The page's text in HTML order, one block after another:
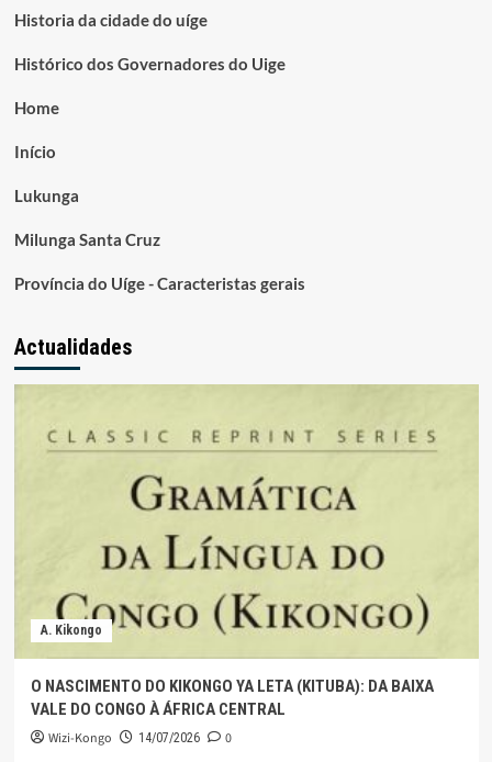
Historia da cidade do uíge
Histórico dos Governadores do Uige
Home
Início
Lukunga
Milunga Santa Cruz
Província do Uíge - Caracteristas gerais
Actualidades
A. Kikongo
O NASCIMENTO DO KIKONGO YA LETA (KITUBA): DA BAIXA
VALE DO CONGO À ÁFRICA CENTRAL
Wizi-Kongo 14/07/2026 0